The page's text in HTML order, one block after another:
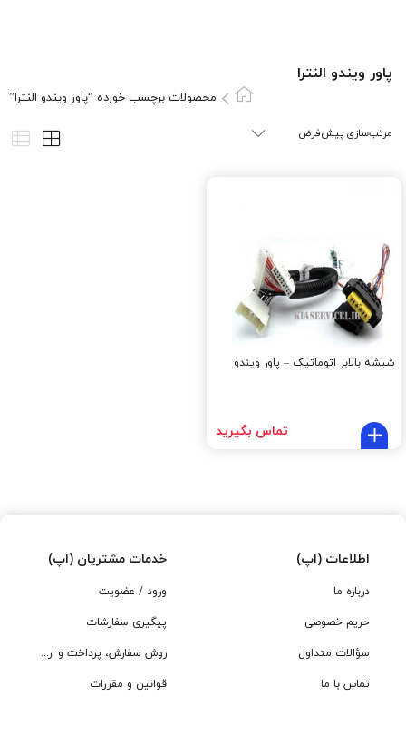
پاور ويندو النترا
محصولات برچسب خورده “پاور ويندو النترا”
شیشه بالابر اتوماتیک – پاور ویندو
تماس بگیرید
اطلاعات (اپ)
درباره ما
حریم خصوصی
سؤالات متداول
تماس با ما
خدمات مشتریان (اپ)
ورود / عضویت
پیگیری سفارشات
روش سفارش، پرداخت و ارسال
قوانین و مقررات